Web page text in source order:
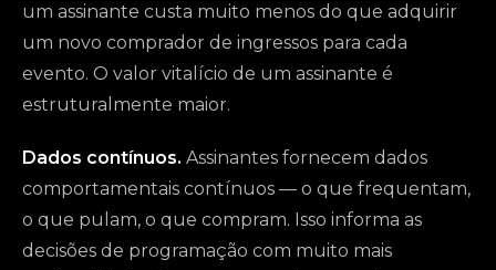
um assinante custa muito menos do que adquirir
um novo comprador de ingressos para cada
evento. O valor vitalício de um assinante é
estruturalmente maior.
Dados contínuos. Assinantes fornecem dados
comportamentais contínuos — o que frequentam,
o que pulam, o que compram. Isso informa as
decisões de programação com muito mais